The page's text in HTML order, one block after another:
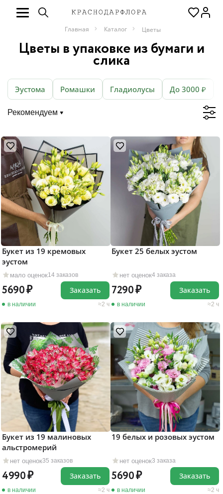
Главная Каталог Цветы
Цветы в упаковке из бумаги и
слика
Эустома Ромашки Гладиолусы До 3000 ₽
Рекомендуем
мало оценок14 заказов
Букет из 19 кремовых
эустом
5690
в наличии 2 ч
Заказать
нет оценок4 заказа
Букет 25 белых эустом
7290
в наличии 2 ч
Заказать
нет оценок35 заказов
Букет из 19 малиновых
альстромерий
4990
в наличии 2 ч
Заказать
нет оценок3 заказа
19 белых и розовых эустом
5690
в наличии 2 ч
Заказать